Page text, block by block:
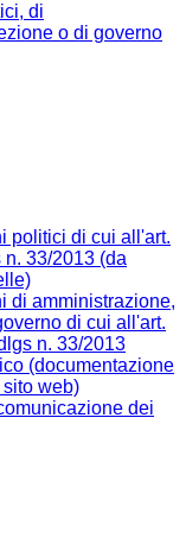
di
o di governo
politici di cui all'art.
n. 33/2013 (da
di amministrazione,
di cui all'art.
n. 33/2013
(documentazione
web)
dei